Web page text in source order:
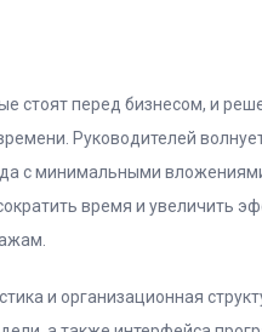
стоят перед бизнесом, и
Руководителей
с минимальными
время и увеличить
и организационная